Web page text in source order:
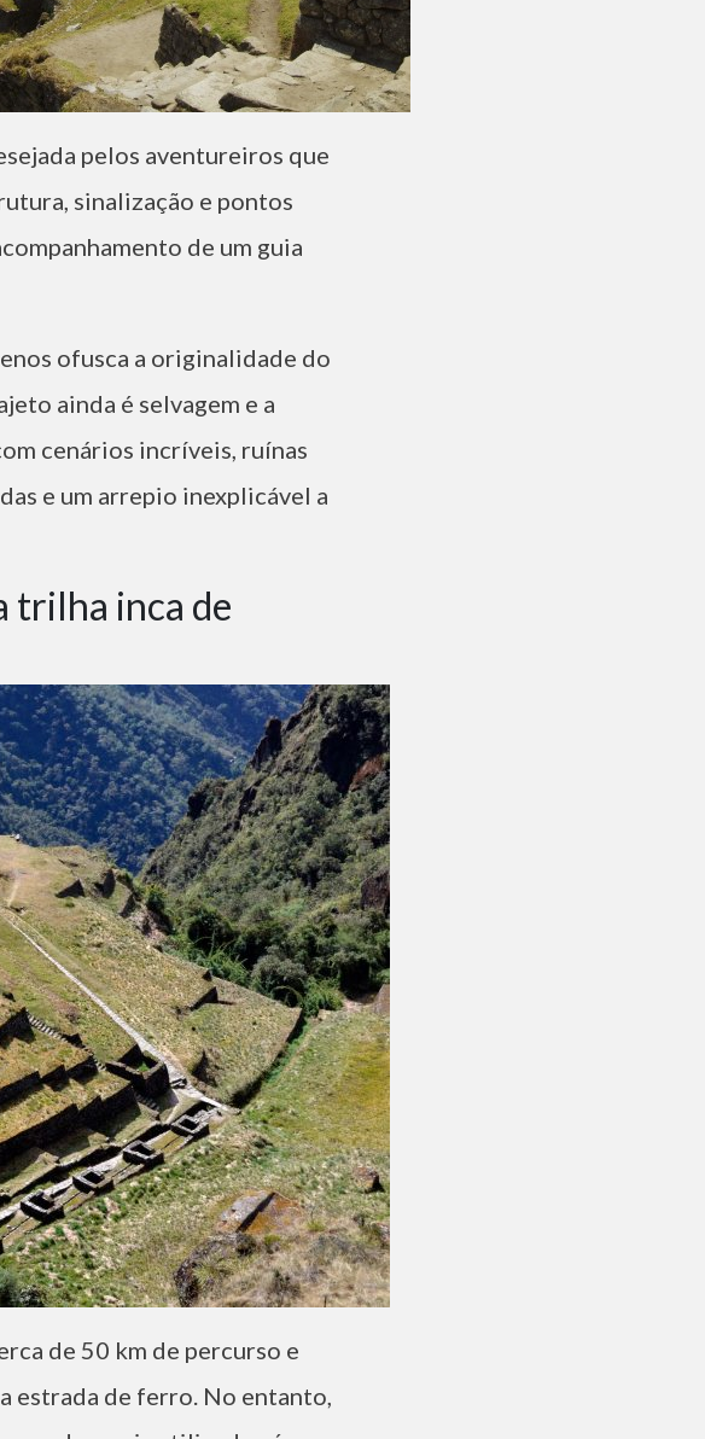
pelos aventureiros que
sinalização e pontos
de um guia
ofusca a originalidade do
ainda é selvagem e a
cenários incríveis, ruínas
e um arrepio inexplicável a
trilha inca de
de 50 km de percurso e
estrada de ferro. No entanto,